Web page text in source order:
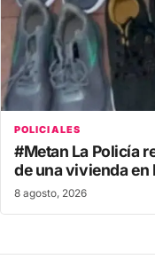
POLICIALES
#Metan La Policía
de una vivienda en
8 agosto, 2026